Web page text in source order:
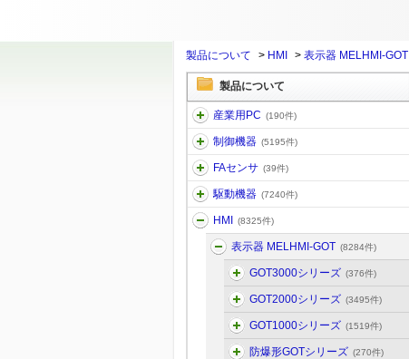
製品について > HMI > 表示器 MELHMI-GOT
製品について
産業用PC (190件)
制御機器 (5195件)
FAセンサ (39件)
駆動機器 (7240件)
HMI (8325件)
表示器 MELHMI-GOT (8284件)
GOT3000シリーズ (376件)
GOT2000シリーズ (3495件)
GOT1000シリーズ (1519件)
防爆形GOTシリーズ (270件)